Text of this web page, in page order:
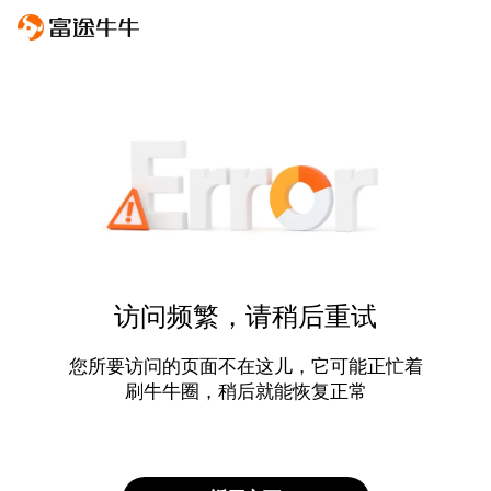
访问频繁，请稍后重试
您所要访问的页面不在这儿，它可能正忙着
刷牛牛圈，稍后就能恢复正常